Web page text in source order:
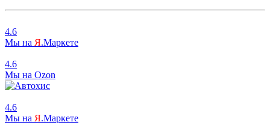
4.6
Мы на Я.Маркете
4.6
Мы на Ozon
4.6
Мы на Я.Маркете